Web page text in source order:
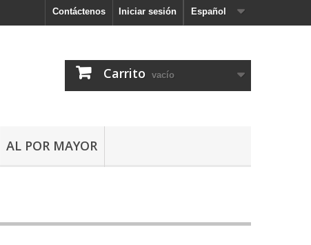
Español
Iniciar sesión
Contáctenos
Carrito vacío
AL POR MAYOR